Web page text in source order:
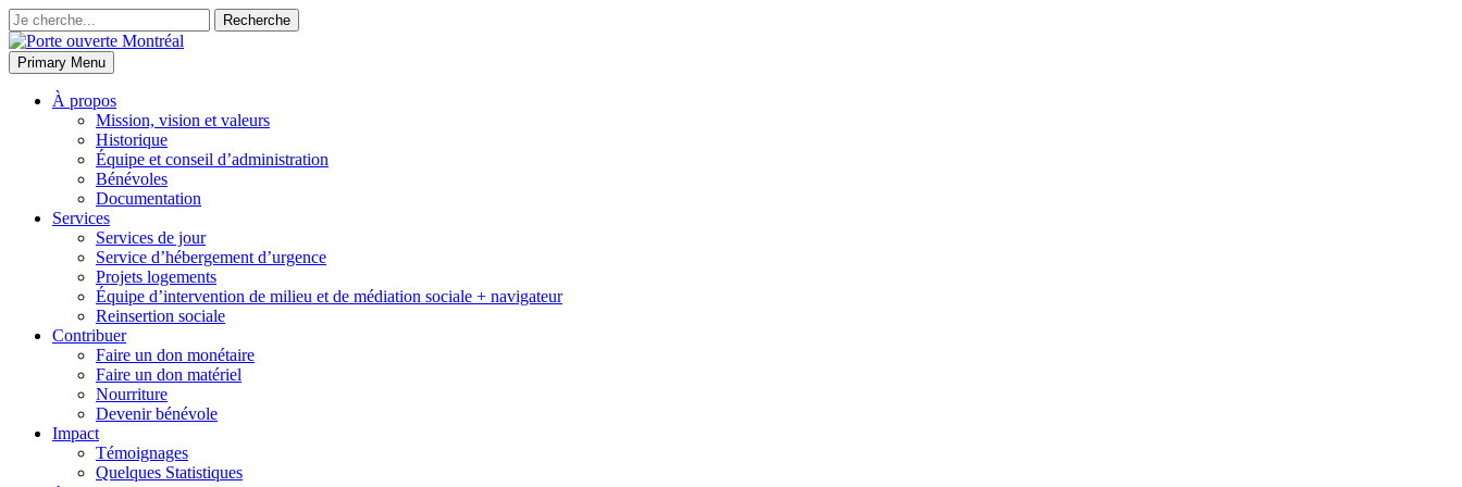
Primary Menu
À propos
Mission, vision et valeurs
Historique
Équipe et conseil d’administration
Bénévoles
Documentation
Services
Services de jour
Service d’hébergement d’urgence
Projets logements
Équipe d’intervention de milieu et de médiation sociale + navigateur
Reinsertion sociale
Contribuer
Faire un don monétaire
Faire un don matériel
Nourriture
Devenir bénévole
Impact
Témoignages
Quelques Statistiques